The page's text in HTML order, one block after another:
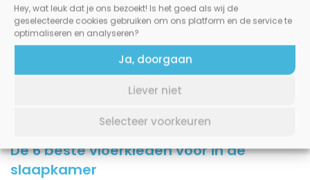
Hey, wat leuk dat je ons bezoekt! Is het goed als wij de
geselecteerde cookies gebruiken om ons platform en de service te
optimaliseren en analyseren?
Ja, doorgaan
Liever niet
Selecteer voorkeuren
18 november 2021
Jouw slaapkamer inrichten bij De Suite
Het moment dat jij jouw slaapkamer wilt gaan inrichten is het
De 6 beste vloerkleden voor in de
slaapkamer